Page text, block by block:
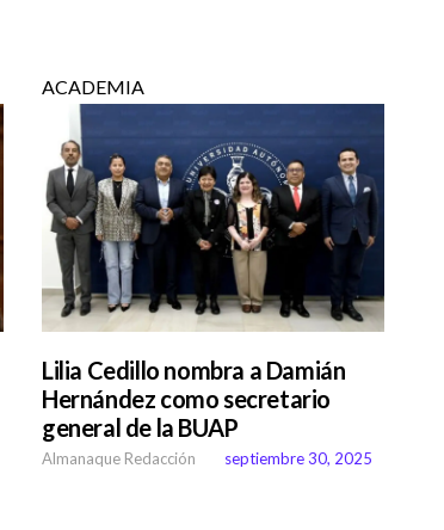
ACADEMIA
Lilia Cedillo nombra a Damián
Hernández como secretario
general de la BUAP
Almanaque Redacción septiembre 30, 2025